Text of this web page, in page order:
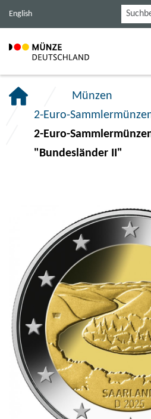
Haupt-
anspringen.
Inhalt
anspringen.
Footer
anspringen.
English Suche
Münzen
2-Euro-
2-Euro-
"Bundesländer II"